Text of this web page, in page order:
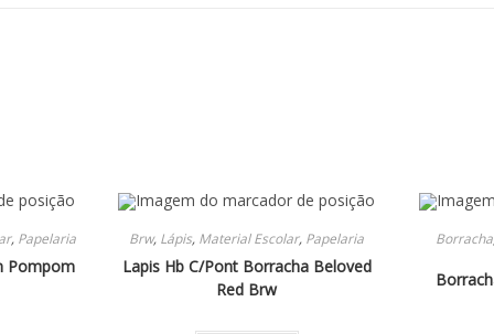
, Papelaria
Pompom
Brw, Lápis, Material Escolar, Papelaria
Lapis Hb C/Pont Borracha Beloved
Red Brw
Borracha